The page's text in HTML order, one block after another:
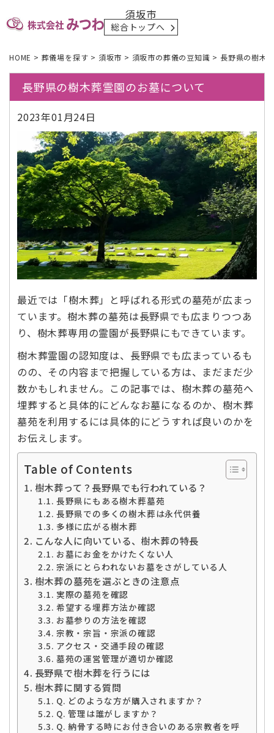
須坂市
総合トップへ
HOME > 葬儀場を探す > 須坂市 > 須坂市の葬儀の豆知識 > 長野県の樹木
長野県の樹木葬霊園のお墓について
2023年01月24日
最近では「樹木葬」と呼ばれる形式の墓苑が広まっ
ています。樹木葬の墓苑は長野県でも広まりつつあ
り、樹木葬専用の霊園が長野県にもできています。
樹木葬霊園の認知度は、長野県でも広まっているも
のの、その内容まで把握している方は、まだまだ少
数かもしれません。この記事では、樹木葬の墓苑へ
埋葬すると具体的にどんなお墓になるのか、樹木葬
墓苑を利用するには具体的にどうすれば良いのかを
お伝えします。
Table of Contents
樹木葬って？長野県でも行われている？
長野県にもある樹木葬墓苑
長野県での多くの樹木葬は永代供養
多様に広がる樹木葬
こんな人に向いている、樹木葬の特長
お墓にお金をかけたくない人
宗派にとらわれないお墓をさがしている人
樹木葬の墓苑を選ぶときの注意点
実際の墓苑を確認
希望する埋葬方法か確認
お墓参りの方法を確認
宗教・宗旨・宗派の確認
アクセス・交通手段の確認
墓苑の運営管理が適切か確認
長野県で樹木葬を行うには
樹木葬に関する質問
Q. どのような方が購入されますか？
Q. 管理は誰がしますか？
Q. 納骨する時にお付き合いのある宗教者を呼